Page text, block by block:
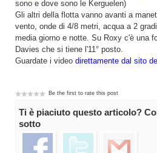
sono e dove sono le Kerguelen)
Gli altri della flotta vanno avanti a
vento, onde di 4/8 metri, acqua a 2
media giorno e notte. Su Roxy c'è una
Davies che si tiene l'11° posto.
Guardate i video direttamente dal sito
Be the first to rate this post
Ti è piaciuto questo articolo?
sotto